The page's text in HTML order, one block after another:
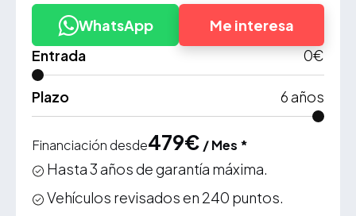
WhatsApp
Me interesa
Entrada
0€
Plazo 6años
Financiación desde479€ / Mes *
Hasta 3 años de garantía máxima.
Vehículos revisados en 240 puntos.